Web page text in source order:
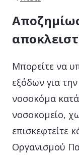
Μπορείτε να
εξόδων για
νοσοκόμα
νοσοκομείο,
επισκεφτείτε
Οργανισμού